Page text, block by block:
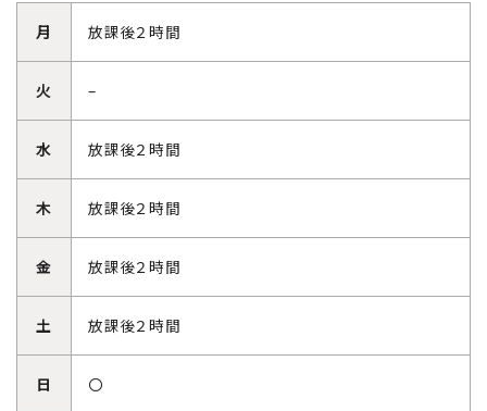
月 放課後２時間
火 –
水 放課後２時間
木 放課後２時間
金 放課後２時間
土 放課後２時間
日 〇